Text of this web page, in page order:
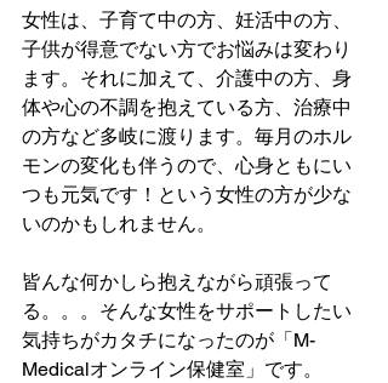
女性は、子育て中の方、妊活中の方、
子供が得意でない方でお悩みは変わり
ます。それに加えて、介護中の方、身
体や心の不調を抱えている方、治療中
の方など多岐に渡ります。毎月のホル
モンの変化も伴うので、心身ともにい
つも元気です！という女性の方が少な
いのかもしれません。
皆んな何かしら抱えながら頑張って
る。。。そんな女性をサポートしたい
気持ちがカタチになったのが「M-
Medicalオンライン保健室」です。